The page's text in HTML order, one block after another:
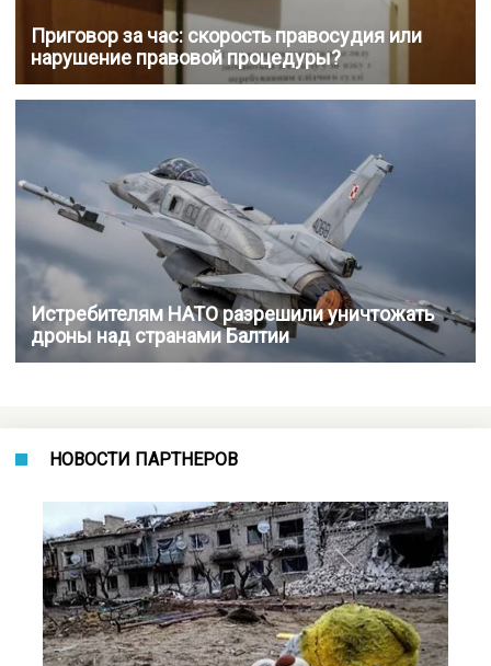
Приговор за час: скорость правосудия или
нарушение правовой процедуры?
Истребителям НАТО разрешили уничтожать
дроны над странами Балтии
НОВОСТИ ПАРТНЕРОВ